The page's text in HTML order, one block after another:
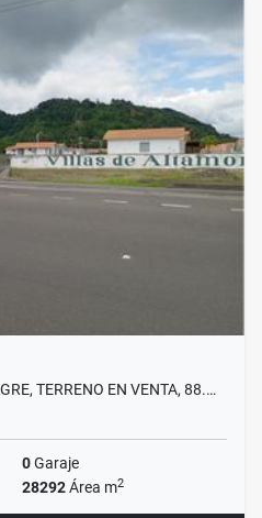
TERRENO EN VENTA, 88.…
0Garaje
28292Área m2